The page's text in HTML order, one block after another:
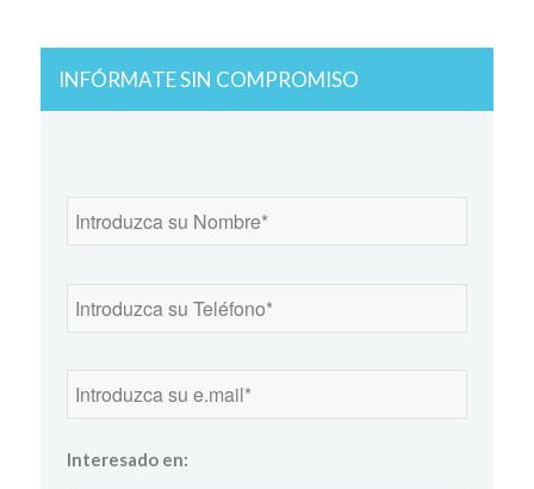
INFÓRMATE SIN COMPROMISO
Interesado en: